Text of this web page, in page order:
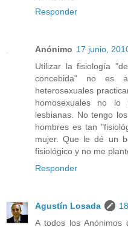
Responder
Anónimo 17 junio,
Utilizar la fisiología
concebida" no es
heterosexuales
homosexuales no
lesbianas. No tengo
hombres es tan
mujer. Que le dé un
fisiológico y no me
Responder
Agustín Losada
A todos los Anónimos